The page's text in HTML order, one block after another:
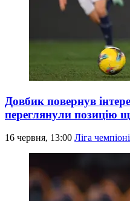
Довбик повернув
переглянули позицію
16 червня, 13:00 Ліга